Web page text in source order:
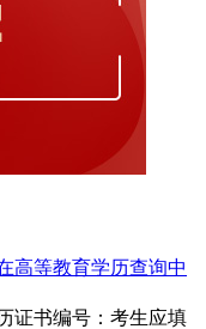
高等教育学历查询中
证书编号：考生应填